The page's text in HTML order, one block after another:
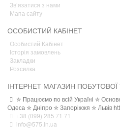
Зв’язатися з нами
Мапа сайту
ОСОБИСТИЙ КАБІНЕТ
Особистий Кабінет
Історія замовлень
Закладки
Розсилка
ІНТЕРНЕТ МАГАЗИН ПОБУТОВОЇ
✮ Працюємо по всій Україні ✮
Одеса ✮ Дніпро ✮ Запоріжжя ✮ Львів
+38 (099) 285 71 71
info@575.in.ua